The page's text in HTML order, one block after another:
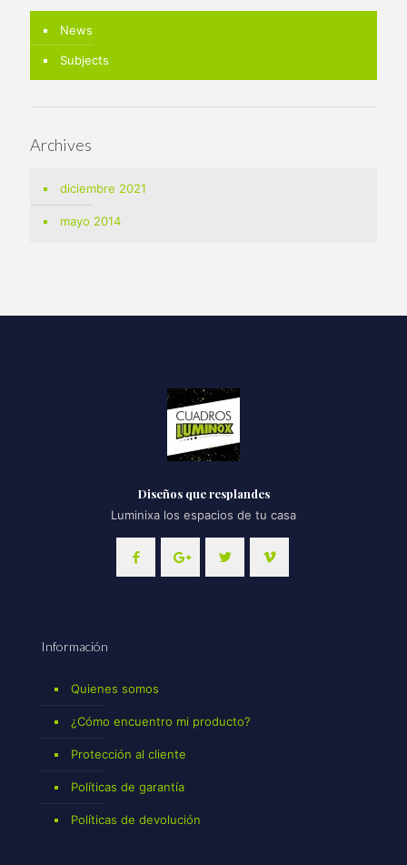
News
Subjects
Archives
diciembre 2021
mayo 2014
Diseños que resplandes
Luminixa los espacios de tu casa
Información
Quienes somos
¿Cómo encuentro mi producto?
Protección al cliente
Políticas de garantía
Políticas de devolución